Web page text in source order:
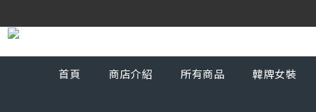
首頁 商店介紹 所有商品 韓牌女裝